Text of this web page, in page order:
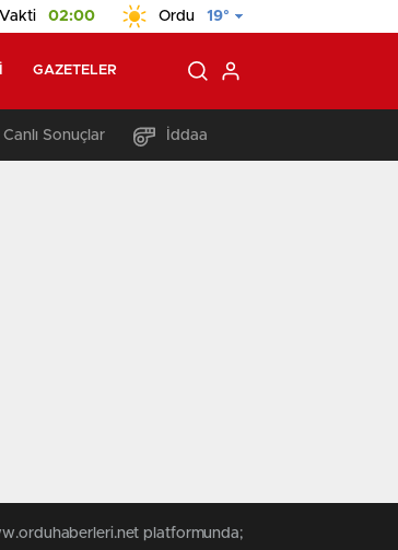
02:00 Ordu 19°
GAZETELER
Canlı Sonuçlar İddaa
platformunda;